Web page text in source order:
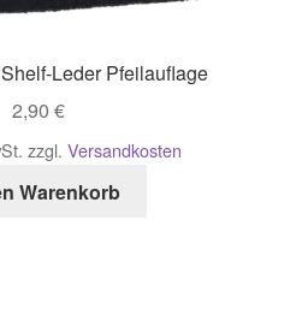
Leder Pfeilauflage
2,90 €
zzgl. Versandkosten
Warenkorb